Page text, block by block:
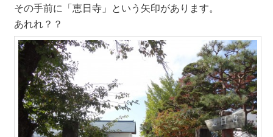
その手前に「恵日寺」という矢印があります。
あれれ？？